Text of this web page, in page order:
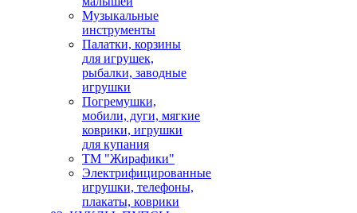
Музыкальные
инструменты
Палатки, корзины
для игрушек,
рыбалки, заводные
игрушки
Погремушки,
мобили, дуги, мягкие
коврики, игрушки
для купания
ТМ "Жирафики"
Электрифицированные
игрушки, телефоны,
плакаты, коврики